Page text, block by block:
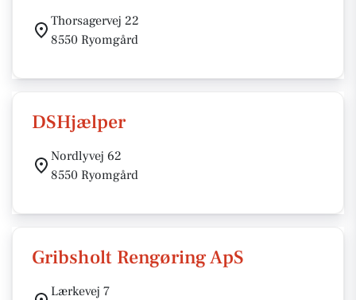
Thorsagervej 22
8550 Ryomgård
DSHjælper
Nordlyvej 62
8550 Ryomgård
Gribsholt Rengøring ApS
Lærkevej 7